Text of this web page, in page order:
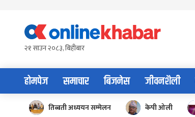
content२१ साउन २०८३, बिहीबार
होमपेज समाचार बिजनेस जीवनशैली
तिब्बती अध्ययन सम्मेलन केपी ओली